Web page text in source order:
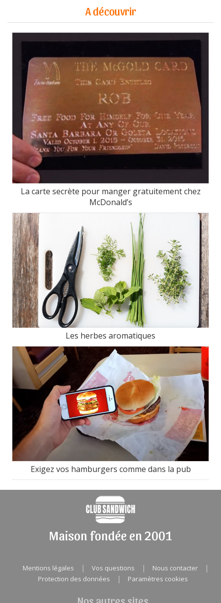
A découvrir
La carte secrète pour manger gratuitement chez
McDonald’s
Les herbes aromatiques
Exigez vos hamburgers comme dans la pub
Maison fondée en 2001
Mentions légales | Vos questions | Nous contacter |
Protection des données | Paramètres cookies